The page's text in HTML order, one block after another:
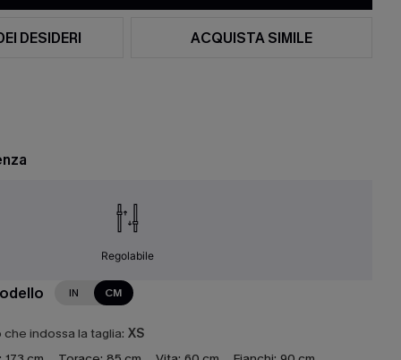
DESIDERI ACQUISTA SIMILE
Regolabile
IN CM
indossa la taglia: XS